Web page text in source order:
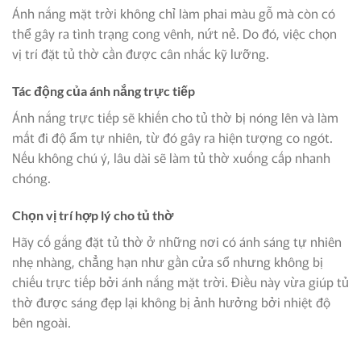
Ánh nắng mặt trời không chỉ làm phai màu gỗ mà còn có
thể gây ra tình trạng cong vênh, nứt nẻ. Do đó, việc chọn
vị trí đặt tủ thờ cần được cân nhắc kỹ lưỡng.
Tác động của ánh nắng trực tiếp
Ánh nắng trực tiếp sẽ khiến cho tủ thờ bị nóng lên và làm
mất đi độ ẩm tự nhiên, từ đó gây ra hiện tượng co ngót.
Nếu không chú ý, lâu dài sẽ làm tủ thờ xuống cấp nhanh
chóng.
Chọn vị trí hợp lý cho tủ thờ
Hãy cố gắng đặt tủ thờ ở những nơi có ánh sáng tự nhiên
nhẹ nhàng, chẳng hạn như gần cửa sổ nhưng không bị
chiếu trực tiếp bởi ánh nắng mặt trời. Điều này vừa giúp tủ
thờ được sáng đẹp lại không bị ảnh hưởng bởi nhiệt độ
bên ngoài.